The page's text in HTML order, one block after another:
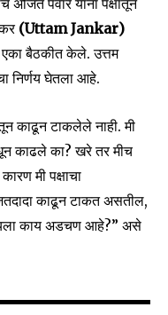
of
part of the
worry, we respect
पवार यांना पक्षातून
(Uttam Jankar)
एका बैठकीत केले. उत्तम
निर्णय घेतला आहे.
काढून टाकलेले नाही. मी
काढले का? खरे तर मीच
मी पक्षाचा
काढून टाकत असतील,
काय अडचण आहे?” असे